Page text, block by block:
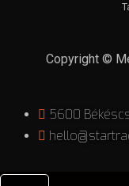
Copyright ©
5600